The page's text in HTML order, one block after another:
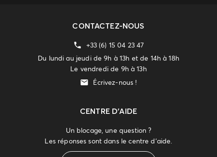
CONTACTEZ-NOUS
+33 (6) 15 04 23 47
Du lundi au jeudi de 9h à 13h et de 14h à 18h
Le vendredi de 9h à 13h
Écrivez-nous !
CENTRE D'AIDE
Un blocage, une question ?
Les réponses sont dans le centre d'aide.